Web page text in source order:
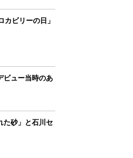
カビリーの日」
ビュー当時のあ
た砂」と石川セ